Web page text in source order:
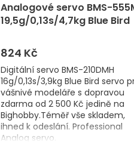
Analogové servo BMS-
19,5g/0,13s/4,7kg Blue Bird
824 Kč
Digitální servo BMS-210DMH
16g/0,13s/3,9kg Blue Bird servo
vášnivé modeláře s dopravou
zdarma od 2 500 Kč jedině na
Bighobby.Téměř vše skladem,
ihned k odeslání. Professional
Analog servo.